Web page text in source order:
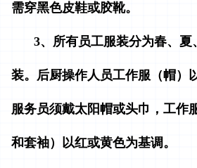
需穿黑色皮鞋或胶靴。
3、所有员工服装分为春、夏
装。后厨操作人员工作服（帽）
服务员须戴太阳帽或头巾，工作
和套袖）以红或黄色为基调。